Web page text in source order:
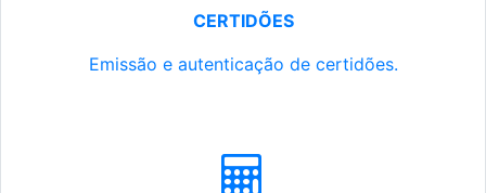
CERTIDÕES
Emissão e autenticação de certidões.